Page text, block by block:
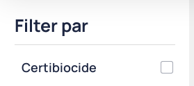
Filter par
Certibiocide